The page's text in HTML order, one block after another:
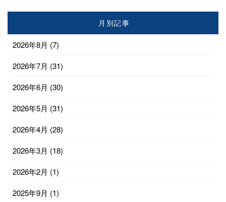
月別記事
2026年8月 (7)
2026年7月 (31)
2026年6月 (30)
2026年5月 (31)
2026年4月 (28)
2026年3月 (18)
2026年2月 (1)
2025年9月 (1)